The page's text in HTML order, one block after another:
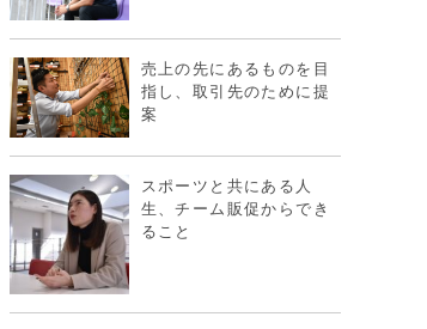
売上の先にあるものを目
指し、取引先のために提
案
スポーツと共にある人
生、チーム販促からでき
ること